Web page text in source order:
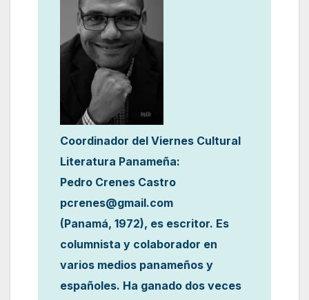
Coordinador del Viernes Cultural
Literatura Panameña:
Pedro Crenes Castro
pcrenes@gmail.com
(Panamá, 1972), es escritor. Es
columnista y colaborador en
varios medios panameños y
españoles. Ha ganado dos veces